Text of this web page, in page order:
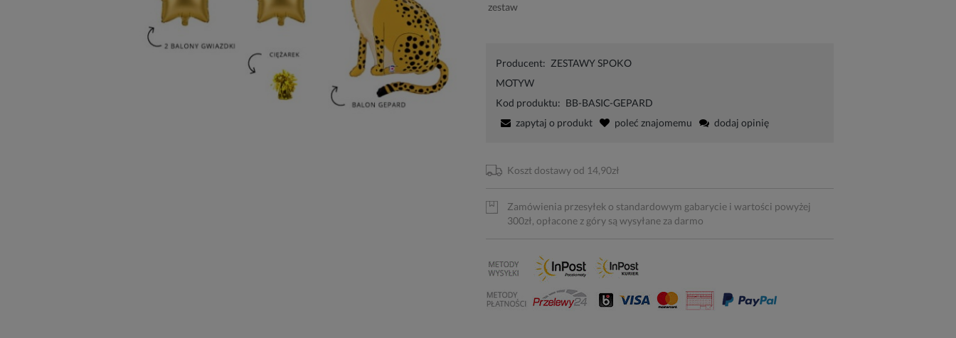
zestaw
Producent: ZESTAWY SPOKO
MOTYW
Kod produktu: BB-BASIC-GEPARD
zapytaj o produkt
poleć znajomemu dodaj opinię
Koszt dostawy od 14,90zł
Zamówienia przesyłek o standardowym gabarycie i wartości powyżej
300zł, opłacone z góry są wysyłane za darmo